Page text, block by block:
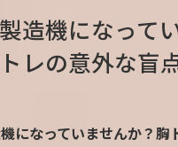
造機になって
レの意外な盲
になっていませんか？胸